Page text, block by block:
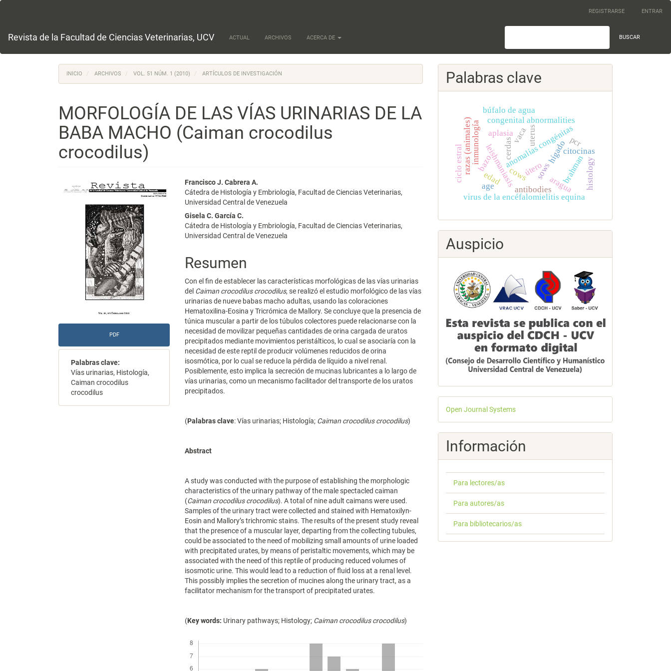
principal
lateral
REGISTRARSE ENTRAR
Revista de la Facultad de Ciencias Veterinarias, UCV ACTUAL ARCHIVOS ACERCA DE BUSCAR
INICIO ARCHIVOS VOL. 51 NÚM. 1 (2010) ARTÍCULOS DE INVESTIGACIÓN
MORFOLOGÍA DE LAS VÍAS URINARIAS DE LA
BABA MACHO (Caiman crocodilus
crocodilus)
Barra
lateral
artículo
PDF
Palabras clave:
Vías urinarias, Histología,
Caiman crocodilus
crocodilus
Contenido
principal
del
artículo
Francisco J. Cabrera A.
Cátedra de Histología y Embriología, Facultad de Ciencias Veterinarias,
Universidad Central de Venezuela
Gisela C. García C.
Cátedra de Histología y Embriología, Facultad de Ciencias Veterinarias,
Universidad Central de Venezuela
Resumen
Con el fin de establecer las características morfológicas de las vías urinarias
del Caiman crocodilus crocodilus, se realizó el estudio morfológico de las vías
urinarias de nueve babas macho adultas, usando las coloraciones
Hematoxilina-Eosina y Tricrómica de Mallory. Se concluye que la presencia de
túnica muscular a partir de los túbulos colectores puede relacionarse con la
necesidad de movilizar pequeñas cantidades de orina cargada de uratos
precipitados mediante movimientos peristálticos, lo cual se asociaría con la
necesidad de este reptil de producir volúmenes reducidos de orina
isosmótica, por lo cual se reduce la pérdida de líquido a nivel renal.
Posiblemente, esto implica la secreción de mucinas lubricantes a lo largo de
vías urinarias, como un mecanismo facilitador del transporte de los uratos
precipitados.
(Palabras clave: Vías urinarias; Histología; Caiman crocodilus crocodilus)
Abstract
A study was conducted with the purpose of establishing the morphologic
characteristics of the urinary pathway of the male spectacled caiman
(Caiman crocodilus crocodilus). A total of nine adult caimans were used.
Samples of the urinary tract were collected and stained with Hematoxilyn-
Eosin and Mallory’s trichromic stains. The results of the present study reveal
that the presence of a muscular layer, departing from the collecting tubules,
could be associated to the need of mobilizing small amounts of urine loaded
with precipitated urates, by means of peristaltic movements, which may be
associated with the need of this reptile of producing reduced volumes of
isosmotic urine. This would lead to a reduction of fluid loss at a renal level.
This possibly implies the secretion of mucines along the urinary tract, as a
facilitator mechanism for the transport of precipitated urates.
(Key words: Urinary pathways; Histology; Caiman crocodilus crocodilus)
Palabras clave
cerdas
útero
aplasiaanomalías congénitas
sows
uterus
congenital abnormalities
leishmaniasis hígado
bazo
citocinas
inmunología vaca
razas (animales) brahman
ciclo estral edad aragua
cows
age
pcr
búfalo de agua
virus de la encéfalomielitis equina
antibodies histology
Auspicio
Desarrollado
por
Open Journal Systems
Información
Para lectores/as
Para autores/as
Para bibliotecarios/as